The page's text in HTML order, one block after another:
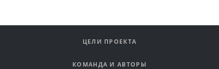
ЦЕЛИ ПРОЕКТА
КОМАНДА И АВТОРЫ